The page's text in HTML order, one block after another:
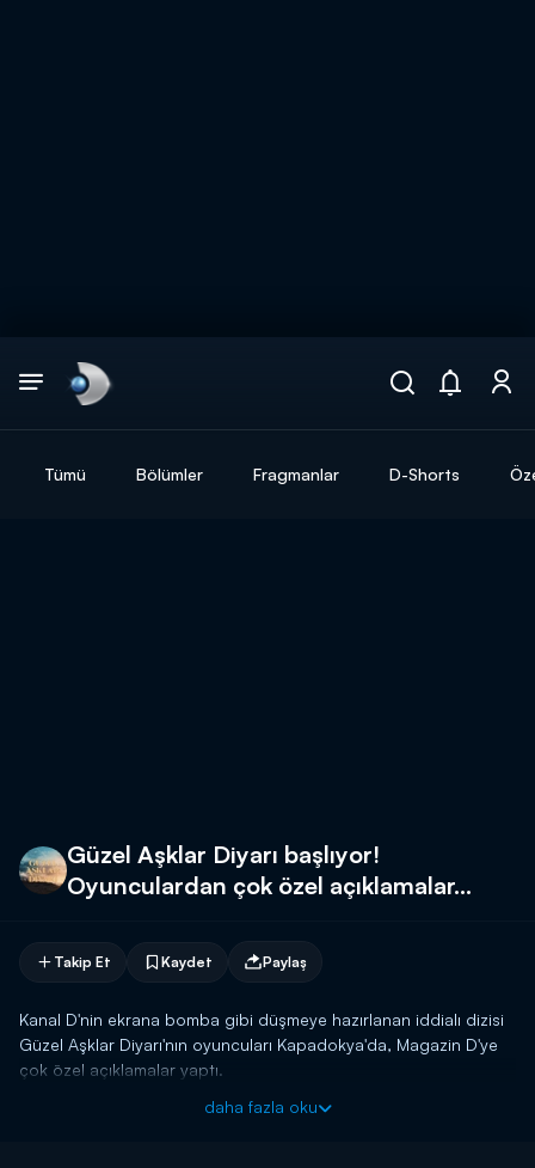
Tümü Bölümler Fragmanlar D-Shorts
Güzel Aşklar Diyarı başlıyor!
Oyunculardan çok özel açıklamalar...
Takip Et Kaydet Paylaş
Kanal D'nin ekrana bomba gibi düşmeye hazırlanan iddialı dizisi
Güzel Aşklar Diyarı'nın oyuncuları Kapadokya'da, Magazin D'ye
çok özel açıklamalar yaptı.
Usta oyuncu Halil Ergün ile Edip Akbayram'ı buluşturan çok özel
daha fazla oku